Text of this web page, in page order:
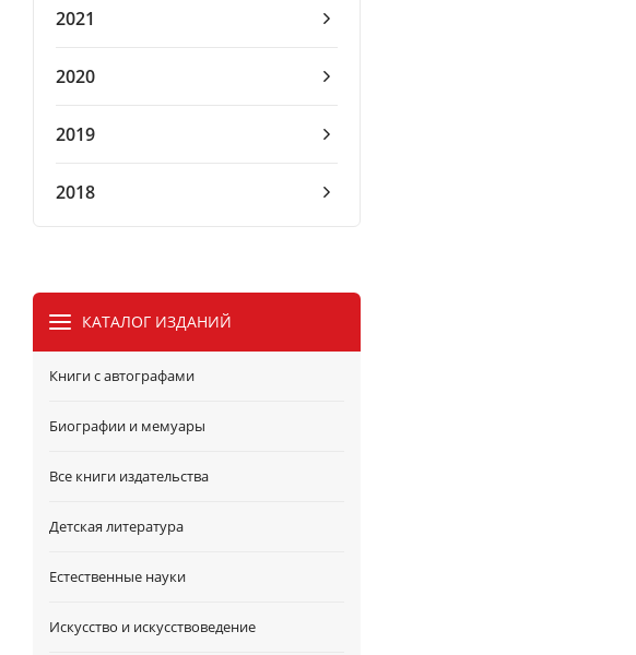
2021
2020
2019
2018
КАТАЛОГ ИЗДАНИЙ
Книги с автографами
Биографии и мемуары
Все книги издательства
Детская литература
Естественные науки
Искусство и искусствоведение